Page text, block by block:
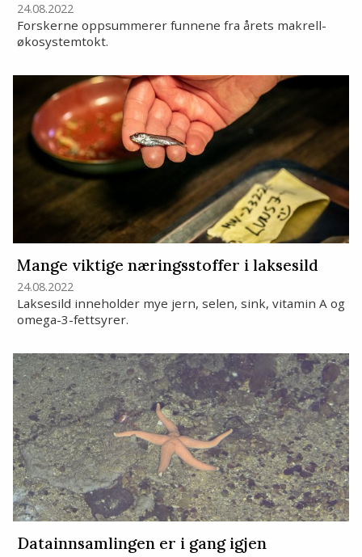
24.08.2022
Forskerne oppsummerer funnene fra årets makrell-
økosystemtokt.
Mange viktige næringsstoffer i laksesild
24.08.2022
Laksesild inneholder mye jern, selen, sink, vitamin A og
omega-3-fettsyrer.
Datainnsamlingen er i gang igjen